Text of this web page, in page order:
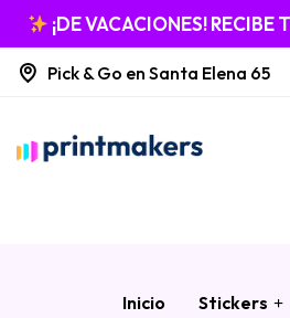
¡DE VACACIONES!
Pick & Go en Santa Elena 65
Inicio Stickers